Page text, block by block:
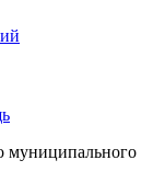
муниципального